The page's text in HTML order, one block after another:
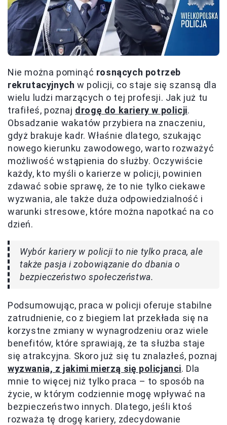
Nie można pominąć rosnących potrzeb
rekrutacyjnych w policji, co staje się szansą dla
wielu ludzi marzących o tej profesji. Jak już tu
trafiłeś, poznaj drogę do kariery w policji.
Obsadzanie wakatów przybiera na znaczeniu,
gdyż brakuje kadr. Właśnie dlatego, szukając
nowego kierunku zawodowego, warto rozważyć
możliwość wstąpienia do służby. Oczywiście
każdy, kto myśli o karierze w policji, powinien
zdawać sobie sprawę, że to nie tylko ciekawe
wyzwania, ale także duża odpowiedzialność i
warunki stresowe, które można napotkać na co
dzień.
Wybór kariery w policji to nie tylko praca, ale
także pasja i zobowiązanie do dbania o
bezpieczeństwo społeczeństwa.
Podsumowując, praca w policji oferuje stabilne
zatrudnienie, co z biegiem lat przekłada się na
korzystne zmiany w wynagrodzeniu oraz wiele
benefitów, które sprawiają, że ta służba staje
się atrakcyjna. Skoro już się tu znalazłeś, poznaj
wyzwania, z jakimi mierzą się policjanci. Dla
mnie to więcej niż tylko praca – to sposób na
życie, w którym codziennie mogę wpływać na
bezpieczeństwo innych. Dlatego, jeśli ktoś
rozważa tę drogę kariery, zdecydowanie